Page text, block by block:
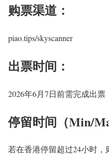
购票渠道：
piao.tips/skyscanner
出票时间：
2026年6月7日前需完成出票
停留时间（Min/
若在香港停留超过24小时，